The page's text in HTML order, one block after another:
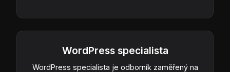
WordPress specialista
WordPress specialista je odborník zaměřený na